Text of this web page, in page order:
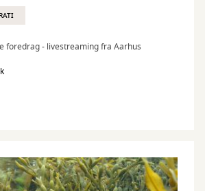
foredrag - livestreaming fra Aarhus